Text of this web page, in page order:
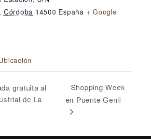
, Córdoba 14500 España + Google
gratuita al
de La
Shopping Week
en Puente Genil